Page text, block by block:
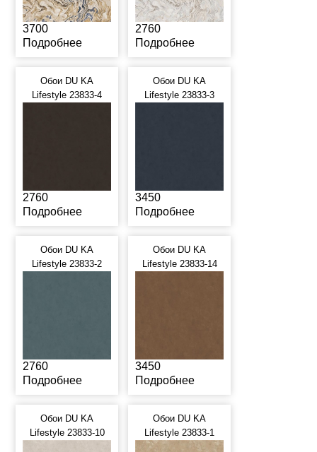
3700
Подробнее
2760
Подробнее
Обои DU KA
Lifestyle 23833-4
2760
Подробнее
Обои DU KA
Lifestyle 23833-3
3450
Подробнее
Обои DU KA
Lifestyle 23833-2
2760
Подробнее
Обои DU KA
Lifestyle 23833-14
3450
Подробнее
Обои DU KA
Lifestyle 23833-10
Обои DU KA
Lifestyle 23833-1